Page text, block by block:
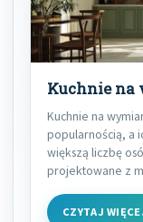
Kuchnie na
Kuchnie na
popularnością, a
większą liczbę
projektowane z
CZYTAJ